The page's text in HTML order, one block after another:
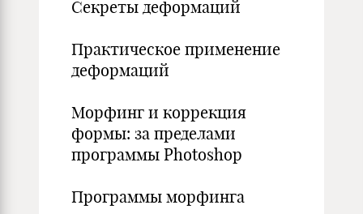
Секреты деформаций
Практическое применение
деформаций
Морфинг и коррекция
формы: за пределами
программы Photoshop
Программы морфинга